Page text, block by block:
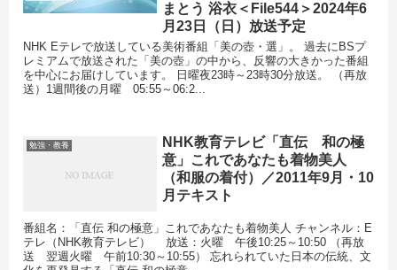
まとう 浴衣＜File544＞2024年6
月23日（日）放送予定
NHK Eテレで放送している美術番組「美の壺・選」。 過去にBSプ
レミアムで放送された「美の壺」の中から、反響の大きかった番組
を中心にお届けしています。 日曜夜23時～23時30分放送。 （再放
送）1週間後の月曜 05:55～06:2...
勉強・教養
NHK教育テレビ「直伝 和の極
意」これであなたも着物美人
（和服の着付）／2011年9月・10
月テキスト
番組名：「直伝 和の極意」これであなたも着物美人 チャンネル：E
テレ（NHK教育テレビ） 放送：火曜 午後10:25～10:50 （再放
送 翌週火曜 午前10:30～10:55） 忘れられていた日本の伝統、文